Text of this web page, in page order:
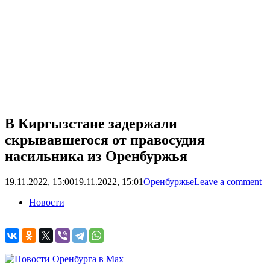
В Киргызстане задержали
скрывавшегося от правосудия
насильника из Оренбуржья
19.11.2022, 15:0019.11.2022, 15:01ОренбуржьеLeave a comment
Новости